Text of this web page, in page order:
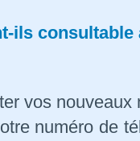
ils
vos nouveaux
numéro de